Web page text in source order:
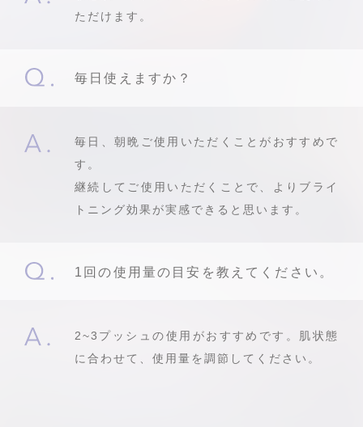
ただけます。
毎日使えますか？
毎日、朝晩ご使用いただくことがおすすめで
す。
継続してご使用いただくことで、よりブライ
トニング効果が実感できると思います。
1回の使用量の目安を教えてください。
2~3プッシュの使用がおすすめです。肌状態
に合わせて、使用量を調節してください。